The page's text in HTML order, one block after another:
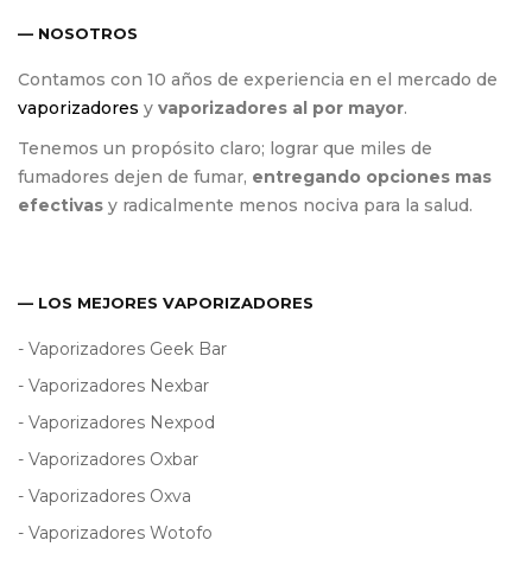
— NOSOTROS
Contamos con 10 años de experiencia en el mercado de
vaporizadores y vaporizadores al por mayor.
Tenemos un propósito claro; lograr que miles de
fumadores dejen de fumar, entregando opciones mas
efectivas y radicalmente menos nociva para la salud.
— LOS MEJORES VAPORIZADORES
- Vaporizadores Geek Bar
- Vaporizadores Nexbar
- Vaporizadores Nexpod
- Vaporizadores Oxbar
- Vaporizadores Oxva
- Vaporizadores Wotofo